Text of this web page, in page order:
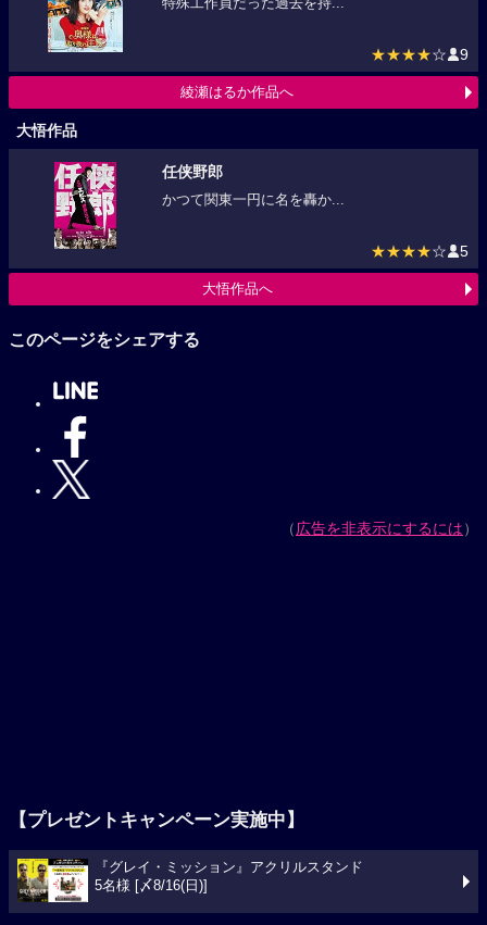
特殊工作員だった過去を持...
★★★★ ☆ 9
綾瀬はるか作品へ
大悟作品
任侠野郎
かつて関東一円に名を轟か...
★★★★ ☆ 5
大悟作品へ
このページをシェアする
5名様 [〆8/16(日)]
今週の映画ランキング